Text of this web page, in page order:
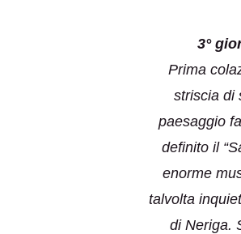
3°
Prima
striscia di
paesaggio
definito il
enorme
talvolta
di Neriga.